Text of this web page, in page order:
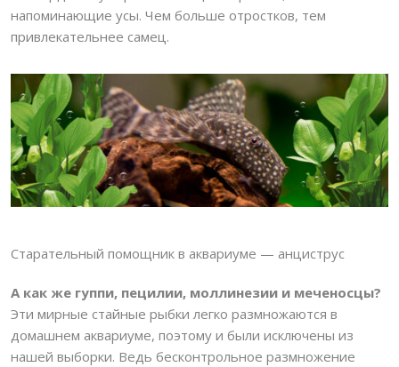
напоминающие усы. Чем больше отростков, тем
привлекательнее самец.
Старательный помощник в аквариуме — анциструс
А как же гуппи, пецилии, моллинезии и меченосцы?
Эти мирные стайные рыбки легко размножаются в
домашнем аквариуме, поэтому и были исключены из
нашей выборки. Ведь бесконтрольное размножение